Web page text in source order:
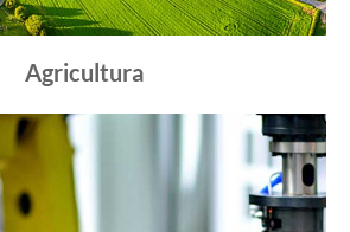
Agricultura